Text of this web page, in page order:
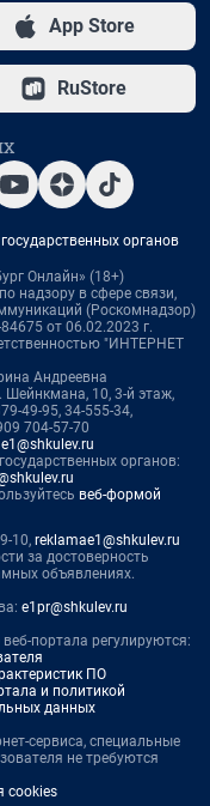
App Store
RuStore
органов
Онлайн» (18+)
надзору в сфере связи,
(Роскомнадзор)
от 06.02.2023 г.
"ИНТЕРНЕТ
Андреевна
Шейнкмана, 10, 3-й этаж,
49-95, 34-555-34,
704-57-70
e1@shkulev.ru
органов:
веб-формой
10, reklamae1@shkulev.ru
за достоверность
объявлениях.
e1pr@shkulev.ru
портала регулируются:
ПО
и политикой
данных
сервиса, специальные
не требуются
cookies